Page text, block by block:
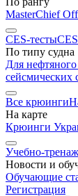
MasterChief
CES-тесты
По типу судна
Для нефтяного
сейсмических
Все крюинги
На карте
Крюинги
Учебно-
Новости и
Обучающие
Регистрация